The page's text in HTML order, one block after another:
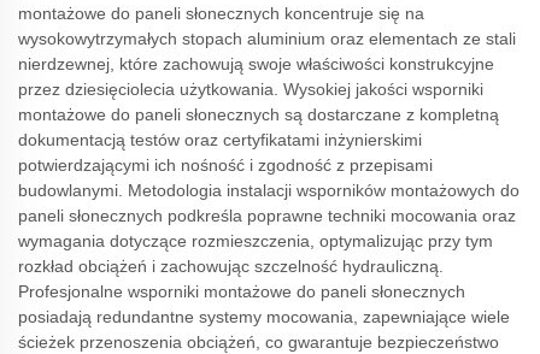
montażowe do paneli słonecznych koncentruje się na
wysokowytrzymałych stopach aluminium oraz elementach ze stali
nierdzewnej, które zachowują swoje właściwości konstrukcyjne
przez dziesięciolecia użytkowania. Wysokiej jakości wsporniki
montażowe do paneli słonecznych są dostarczane z kompletną
dokumentacją testów oraz certyfikatami inżynierskimi
potwierdzającymi ich nośność i zgodność z przepisami
budowlanymi. Metodologia instalacji wsporników montażowych do
paneli słonecznych podkreśla poprawne techniki mocowania oraz
wymagania dotyczące rozmieszczenia, optymalizując przy tym
rozkład obciążeń i zachowując szczelność hydrauliczną.
Profesjonalne wsporniki montażowe do paneli słonecznych
posiadają redundantne systemy mocowania, zapewniające wiele
ścieżek przenoszenia obciążeń, co gwarantuje bezpieczeństwo